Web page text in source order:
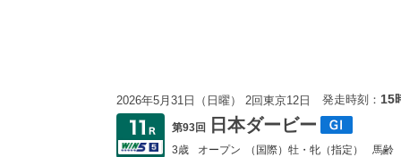
2026年5月31日（日曜） 2回東京12日 発走時刻： 15
第93回 日本ダービー
3歳 オープン （国際）牡・牝（指定） 馬齢